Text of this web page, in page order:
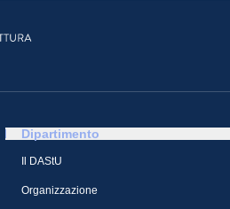
Dipartimento
Il DAStU
Organizzazione